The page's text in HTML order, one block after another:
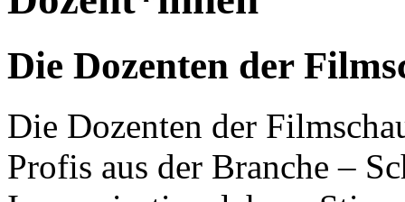
Die Dozenten der
Die Dozenten der
Profis aus der Branche –